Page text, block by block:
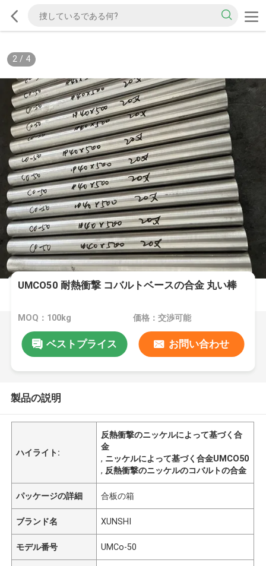
2/ 4
UMCO50 耐熱衝撃 コバルトベースの合金 丸い棒
MOQ：100kg 価格：交渉可能
ベストプライス お問い合わせ
製品の説明
ハイライト:
反熱衝撃のニッケルによって基づく合
金
, ニッケルによって基づく合金UMCO50
, 反熱衝撃のニッケルのコバルトの合金
パッケージの詳細 合板の箱
ブランド名 XUNSHI
モデル番号 UMCo-50